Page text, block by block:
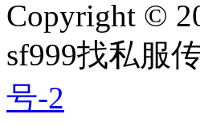
Copyright ©
sf999找私服
号-2